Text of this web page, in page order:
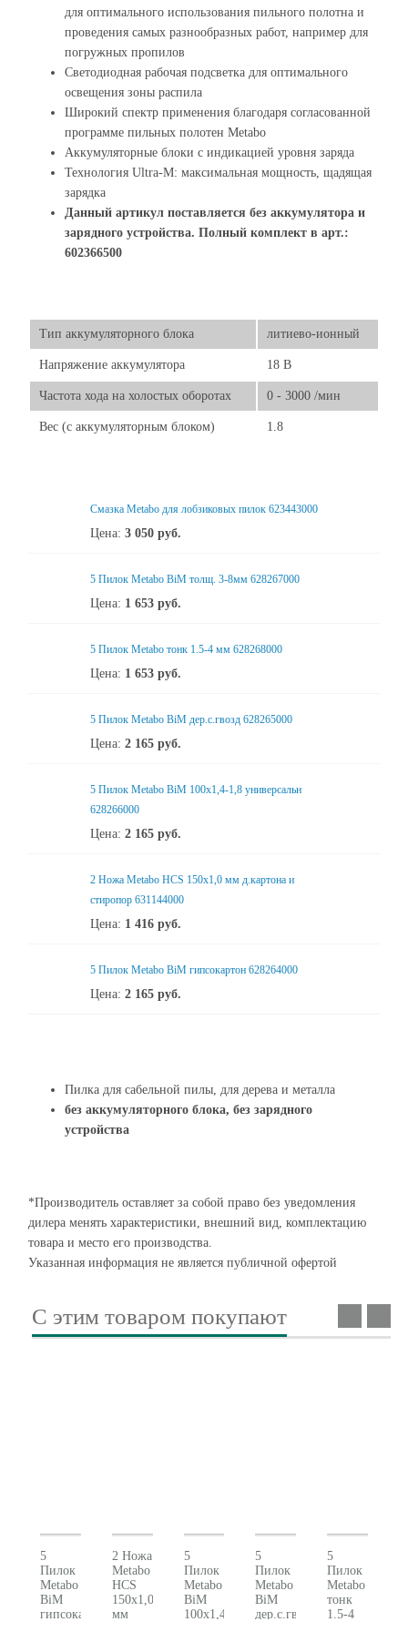
для оптимального использования пильного полотна и
проведения самых разнообразных работ, например для
погружных пропилов
Светодиодная рабочая подсветка для оптимального
освещения зоны распила
Широкий спектр применения благодаря согласованной
программе пильных полотен Metabo
Аккумуляторные блоки с индикацией уровня заряда
Технология Ultra-M: максимальная мощность, щадящая
зарядка
Данный артикул поставляется без аккумулятора и
зарядного устройства. Полный комплект в арт.:
602366500
Тип аккумуляторного блока литиево-ионный
Напряжение аккумулятора 18 В
Частота хода на холостых оборотах 0 - 3000 /мин
Вес (с аккумуляторным блоком) 1.8
Смазка Metabo для лобзиковых пилок 623443000
Цена: 3 050 руб.
5 Пилок Metabo BiM толщ. 3-8мм 628267000
Цена: 1 653 руб.
5 Пилок Metabo тонк 1.5-4 мм 628268000
Цена: 1 653 руб.
5 Пилок Metabo BiM дер.с.гвозд 628265000
Цена: 2 165 руб.
5 Пилок Metabo BiM 100x1,4-1,8 универсальн
628266000
Цена: 2 165 руб.
2 Ножа Metabo HCS 150x1,0 мм д.картона и
стиропор 631144000
Цена: 1 416 руб.
5 Пилок Metabo BiM гипсокартон 628264000
Цена: 2 165 руб.
Пилка для сабельной пилы, для дерева и металла
без аккумуляторного блока, без зарядного
устройства
*Производитель оставляет за собой право без уведомления
дилера менять характеристики, внешний вид, комплектацию
товара и место его производства.
Указанная информация не является публичной офертой
С этим товаром покупают
5
Пилок
Metabo
BiM
гипсокартон
2 Ножа
Metabo
HCS
150x1,0
мм
5
Пилок
Metabo
BiM
100x1,4-
5
Пилок
Metabo
BiM
дер.с.гвозд
5
Пилок
Metabo
тонк
1.5-4